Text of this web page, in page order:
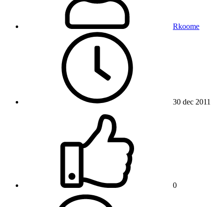
Rkoome
30 dec 2011
0